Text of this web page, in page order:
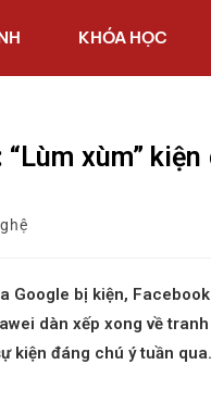
KHÓA HỌC
xùm” kiện
Google bị kiện,
dàn xếp xong về
kiện đáng chú ý tuần qua.